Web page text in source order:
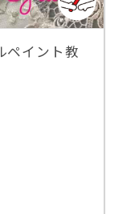
ペイント教